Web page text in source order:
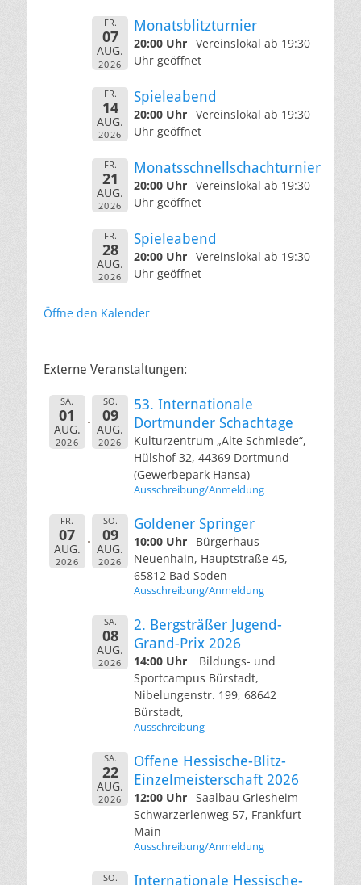
FR.
07
AUG.
2026
Monatsblitzturnier
20:00 Uhr Vereinslokal ab 19:30
Uhr geöffnet
FR.
14
AUG.
2026
Spieleabend
20:00 Uhr Vereinslokal ab 19:30
Uhr geöffnet
FR.
21
AUG.
2026
Monatsschnellschachturnier
20:00 Uhr Vereinslokal ab 19:30
Uhr geöffnet
FR.
28
AUG.
2026
Spieleabend
20:00 Uhr Vereinslokal ab 19:30
Uhr geöffnet
Öffne den Kalender
Externe Veranstaltungen:
SA.
01
AUG.
2026
SO.
09
AUG.
2026
53. Internationale
Dortmunder Schachtage
Kulturzentrum „Alte Schmiede“,
Hülshof 32, 44369 Dortmund
(Gewerbepark Hansa)
Ausschreibung/Anmeldung
FR.
07
AUG.
2026
SO.
09
AUG.
2026
Goldener Springer
10:00 Uhr
Bürgerhaus
Neuenhain, Hauptstraße 45,
65812 Bad Soden
Ausschreibung/Anmeldung
SA.
08
AUG.
2026
2. Bergsträßer Jugend-
Grand-Prix 2026
14:00 Uhr
Bildungs- und
Sportcampus Bürstadt,
Nibelungenstr. 199, 68642
Bürstadt,
Ausschreibung
SA.
22
AUG.
2026
Offene Hessische-Blitz-
Einzelmeisterschaft 2026
12:00 Uhr Saalbau Griesheim
Schwarzerlenweg 57, Frankfurt
Main
Ausschreibung/Anmeldung
SO. Internationale Hessische-